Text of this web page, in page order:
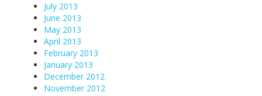
July 2013
June 2013
May 2013
April 2013
February 2013
January 2013
December 2012
November 2012